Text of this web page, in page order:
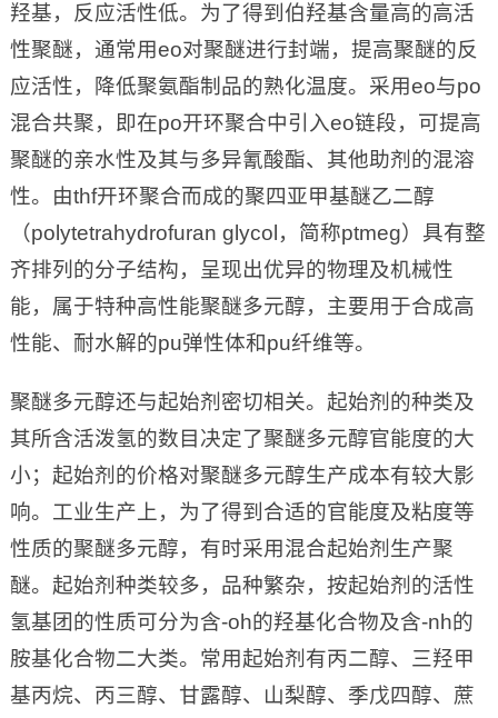
羟基，反应活性低。为了得到伯羟基含量高的高活
性聚醚，通常用eo对聚醚进行封端，提高聚醚的反
应活性，降低聚氨酯制品的熟化温度。采用eo与po
混合共聚，即在po开环聚合中引入eo链段，可提高
聚醚的亲水性及其与多异氰酸酯、其他助剂的混溶
性。由thf开环聚合而成的聚四亚甲基醚乙二醇
（polytetrahydrofuran glycol，简称ptmeg）具有整
齐排列的分子结构，呈现出优异的物理及机械性
能，属于特种高性能聚醚多元醇，主要用于合成高
性能、耐水解的pu弹性体和pu纤维等。
聚醚多元醇还与起始剂密切相关。起始剂的种类及
其所含活泼氢的数目决定了聚醚多元醇官能度的大
小；起始剂的价格对聚醚多元醇生产成本有较大影
响。工业生产上，为了得到合适的官能度及粘度等
性质的聚醚多元醇，有时采用混合起始剂生产聚
醚。起始剂种类较多，品种繁杂，按起始剂的活性
氢基团的性质可分为含-oh的羟基化合物及含-nh的
胺基化合物二大类。常用起始剂有丙二醇、三羟甲
基丙烷、丙三醇、甘露醇、山梨醇、季戊四醇、蔗